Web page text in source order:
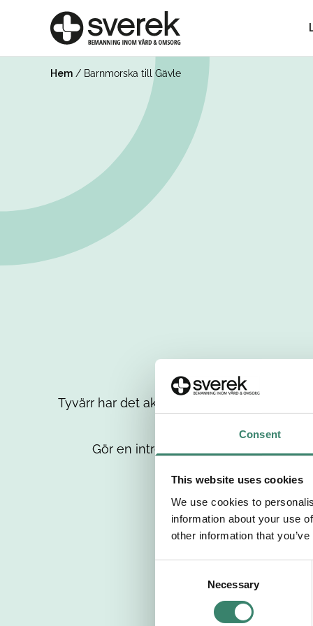
Consent
This website uses cookies
We use cookies to
information about your use
other information that
Necessary
Hem / Barnmorska till Gävle
Tyvärr har det aktuella jobbet tagits bort
Gör en intresseanmälan så